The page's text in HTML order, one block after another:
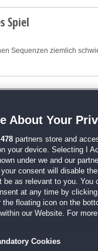
Spiel
Sequenzen ziemlich
| AGB | Impressum
About Your
478 partners store and
your device. Selecting I
under we and our
your consent will disable
be as relevant to you. You
at any time by
the floating icon on the
our Website. For
Cookies